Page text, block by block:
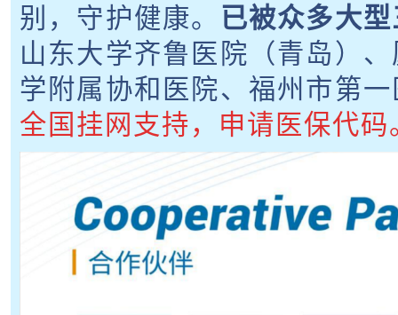
别，守护健康。 已被众多大
山东大学齐鲁医院（青岛）
学附属协和医院、福州市第
全国挂网支持，申请医保代码